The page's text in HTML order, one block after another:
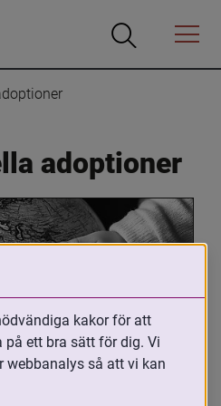
Öppna
Öppna
Menyn
adoptioner
arbetar med
kakor för att
ett bra sätt för dig. Vi
webbanalys så att vi kan